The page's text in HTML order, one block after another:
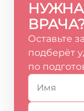
Оставьте
подберёт
по